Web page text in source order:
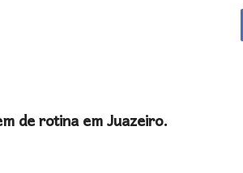
de rotina em Juazeiro.